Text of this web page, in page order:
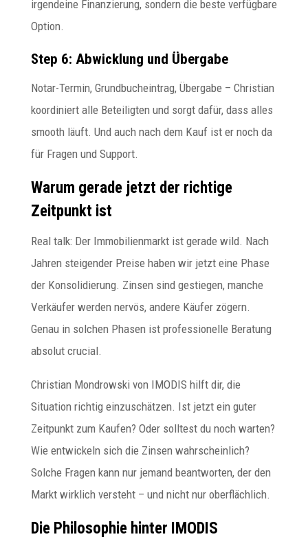
irgendeine Finanzierung, sondern die beste verfügbare
Option.
Step 6: Abwicklung und Übergabe
Notar-Termin, Grundbucheintrag, Übergabe – Christian
koordiniert alle Beteiligten und sorgt dafür, dass alles
smooth läuft. Und auch nach dem Kauf ist er noch da
für Fragen und Support.
Warum gerade jetzt der richtige
Zeitpunkt ist
Real talk: Der Immobilienmarkt ist gerade wild. Nach
Jahren steigender Preise haben wir jetzt eine Phase
der Konsolidierung. Zinsen sind gestiegen, manche
Verkäufer werden nervös, andere Käufer zögern.
Genau in solchen Phasen ist professionelle Beratung
absolut crucial.
Christian Mondrowski von IMODIS hilft dir, die
Situation richtig einzuschätzen. Ist jetzt ein guter
Zeitpunkt zum Kaufen? Oder solltest du noch warten?
Wie entwickeln sich die Zinsen wahrscheinlich?
Solche Fragen kann nur jemand beantworten, der den
Markt wirklich versteht – und nicht nur oberflächlich.
Die Philosophie hinter IMODIS